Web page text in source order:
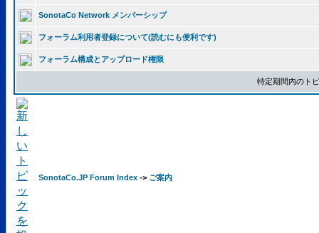
SonotaCo Network メンバーシップ
フォーラム利用者登録について(読むにも便利です)
フォーラム構成とアップロード権限
特定期間内のト
SonotaCo.JP Forum Index -> ご案内